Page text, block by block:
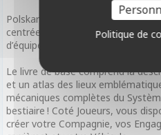
Polskar s’appuie sur le Système
centrées sur la narration
d’équipe et la survie.
Le livre de base comprend la
et un atlas des lieux
mécaniques complètes du
bestiaire ! Coté Joueurs, vous
créer votre Compagnie, vos
Politique de